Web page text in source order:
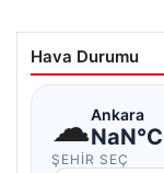
Hava Durumu
☁Ankara
NaN°C
ŞEHIR SEÇ